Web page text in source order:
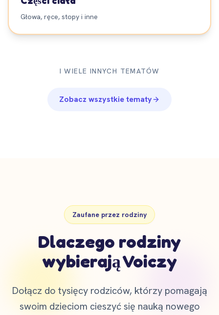
Głowa, ręce, stopy i inne
I WIELE INNYCH TEMATÓW
Zobacz wszystkie tematy
Zaufane przez rodziny
Dlaczego rodziny
wybierają Voiczy
Dołącz do tysięcy rodziców, którzy pomagają
swoim dzieciom cieszyć się nauką nowego